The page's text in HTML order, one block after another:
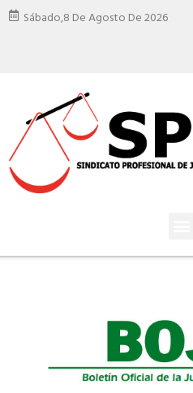
Sábado,8 De Agosto De 2026